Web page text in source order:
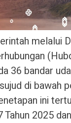
melalui
36 bandar
di bawah
ini
2025